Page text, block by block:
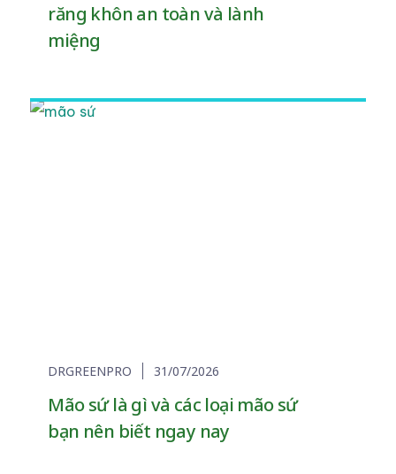
răng khôn an toàn và lành
miệng
DRGREENPRO 31/07/2026
Mão sứ là gì và các loại mão sứ
bạn nên biết ngay nay